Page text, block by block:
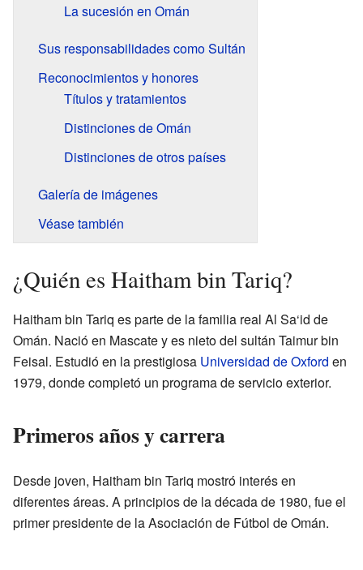
La sucesión en Omán
Sus responsabilidades como Sultán
Reconocimientos y honores
Títulos y tratamientos
Distinciones de Omán
Distinciones de otros países
Galería de imágenes
Véase también
¿Quién es Haitham bin Tariq?
Haitham bin Tariq es parte de la familia real Al Sa‘id de
Omán. Nació en Mascate y es nieto del sultán Taimur bin
Feisal. Estudió en la prestigiosa Universidad de Oxford en
1979, donde completó un programa de servicio exterior.
Primeros años y carrera
Desde joven, Haitham bin Tariq mostró interés en
diferentes áreas. A principios de la década de 1980, fue el
primer presidente de la Asociación de Fútbol de Omán.